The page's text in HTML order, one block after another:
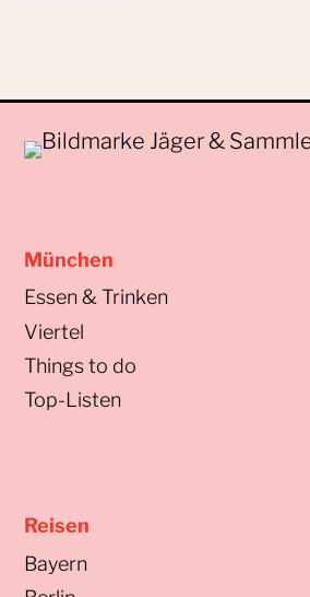
München
Essen & Trinken
Viertel
Things to do
Top-Listen
Reisen
Bayern